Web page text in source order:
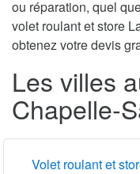
ou réparation, quel
volet roulant et store
obtenez votre devis
Les villes
Chapelle-
Volet roulant et